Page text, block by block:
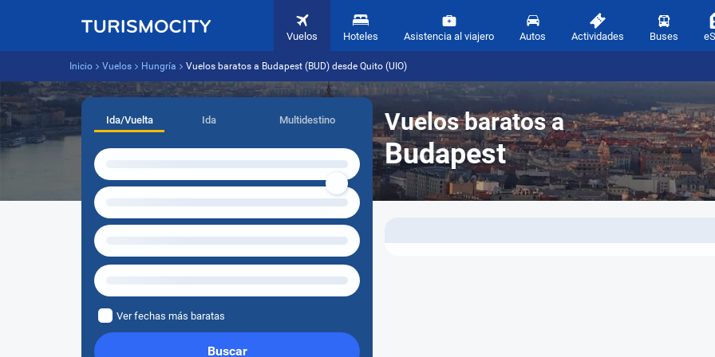
Vuelos Hoteles Asistencia al viajero Autos Actividades Buses
Inicio Vuelos Hungría Vuelos baratos a Budapest (BUD) desde Quito (UIO)
Vuelos baratos a
Budapest
Ida/Vuelta Ida Multidestino
Ver fechas más baratas
Buscar